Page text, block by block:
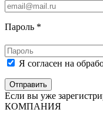
Пароль *
Я согласен на
Отправить
Если вы уже
КОМПАНИЯ